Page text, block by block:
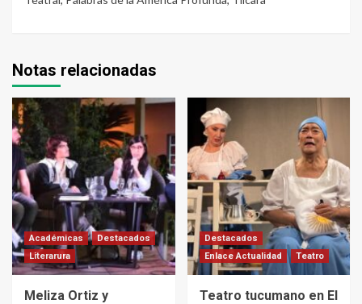
Notas relacionadas
Académicas
Destacados
Literarura
Meliza Ortiz y
Destacados
Enlace Actualidad
Teatro
Teatro tucumano en El